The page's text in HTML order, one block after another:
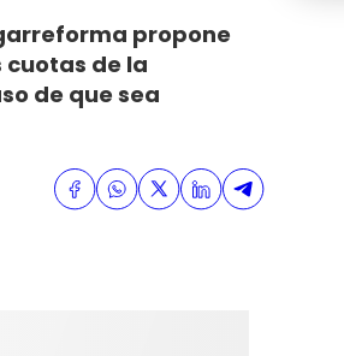
propone
de la
de que sea